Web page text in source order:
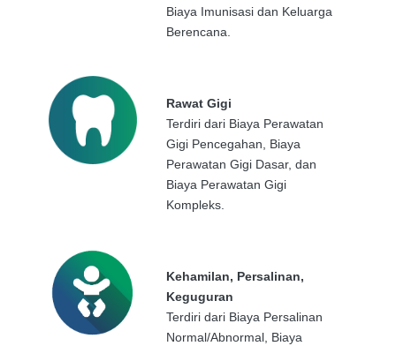
Biaya Imunisasi dan Keluarga
Berencana.
Rawat Gigi
Terdiri dari Biaya Perawatan
Gigi Pencegahan, Biaya
Perawatan Gigi Dasar, dan
Biaya Perawatan Gigi
Kompleks.
Kehamilan, Persalinan,
Keguguran
Terdiri dari Biaya Persalinan
Normal/Abnormal, Biaya